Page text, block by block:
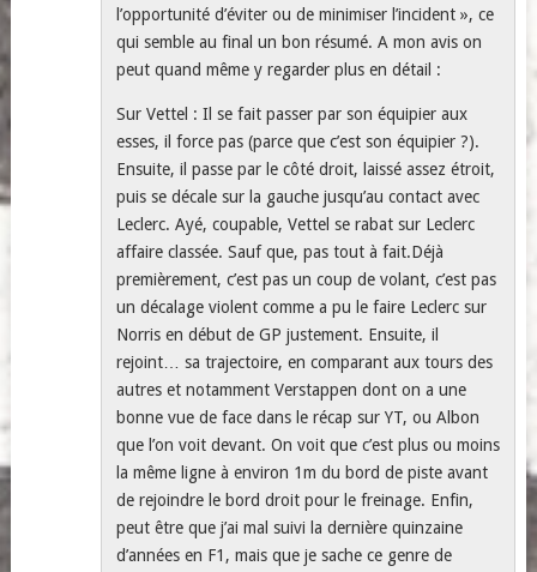
l’opportunité d’éviter ou de minimiser l’incident », ce
qui semble au final un bon résumé. A mon avis on
peut quand même y regarder plus en détail :
Sur Vettel : Il se fait passer par son équipier aux
esses, il force pas (parce que c’est son équipier ?).
Ensuite, il passe par le côté droit, laissé assez étroit,
puis se décale sur la gauche jusqu’au contact avec
Leclerc. Ayé, coupable, Vettel se rabat sur Leclerc
affaire classée. Sauf que, pas tout à fait.Déjà
premièrement, c’est pas un coup de volant, c’est pas
un décalage violent comme a pu le faire Leclerc sur
Norris en début de GP justement. Ensuite, il
rejoint… sa trajectoire, en comparant aux tours des
autres et notamment Verstappen dont on a une
bonne vue de face dans le récap sur YT, ou Albon
que l’on voit devant. On voit que c’est plus ou moins
la même ligne à environ 1m du bord de piste avant
de rejoindre le bord droit pour le freinage. Enfin,
peut être que j’ai mal suivi la dernière quinzaine
d’années en F1, mais que je sache ce genre de